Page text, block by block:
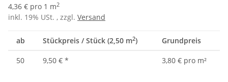
4,36 € pro 1 m2
inkl. 19% USt. , zzgl. Versand
ab Stückpreis / Stück (2,50 m2) Grundpreis
50 9,50 € * 3,80 € pro m²